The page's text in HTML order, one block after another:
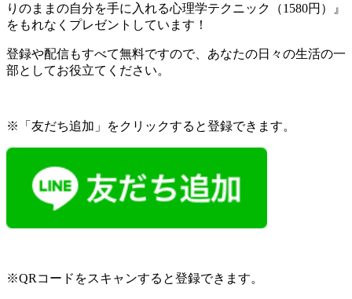
りのままの自分を手に入れる心理学テクニック（1580円）』
をもれなくプレゼントしています！
登録や配信もすべて無料ですので、あなたの日々の生活の一
部としてお役立てください。
※「友だち追加」をクリックすると登録できます。
※QRコードをスキャンすると登録できます。